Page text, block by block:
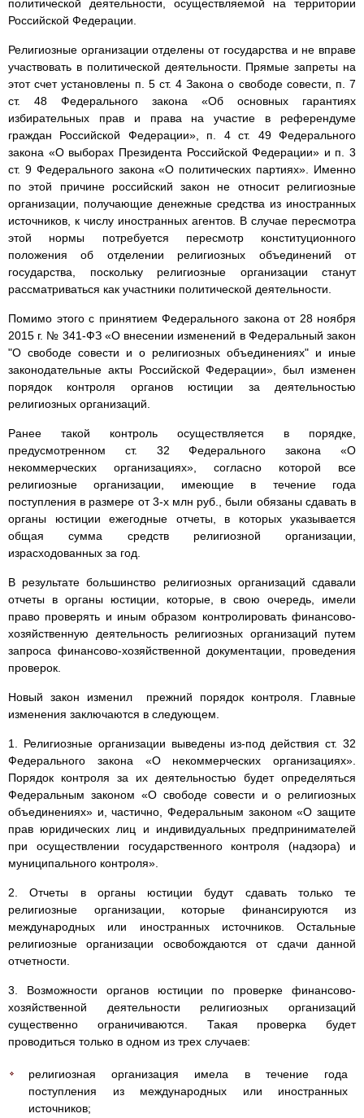
политической деятельности, осуществляемой на территории
Российской Федерации.
Религиозные организации отделены от государства и не вправе
участвовать в политической деятельности. Прямые запреты на
этот счет установлены п. 5 ст. 4 Закона о свободе совести, п. 7
ст. 48 Федерального закона «Об основных гарантиях
избирательных прав и права на участие в референдуме
граждан Российской Федерации», п. 4 ст. 49 Федерального
закона «О выборах Президента Российской Федерации» и п. 3
ст. 9 Федерального закона «О политических партиях». Именно
по этой причине российский закон не относит религиозные
организации, получающие денежные средства из иностранных
источников, к числу иностранных агентов. В случае пересмотра
этой нормы потребуется пересмотр конституционного
положения об отделении религиозных объединений от
государства, поскольку религиозные организации станут
рассматриваться как участники политической деятельности.
Помимо этого с принятием Федерального закона от 28 ноября
2015 г. № 341-ФЗ «О внесении изменений в Федеральный закон
"О свободе совести и о религиозных объединениях" и иные
законодательные акты Российской Федерации», был изменен
порядок контроля органов юстиции за деятельностью
религиозных организаций.
Ранее такой контроль осуществляется в порядке,
предусмотренном ст. 32 Федерального закона «О
некоммерческих организациях», согласно которой все
религиозные организации, имеющие в течение года
поступления в размере от 3-х млн руб., были обязаны сдавать в
органы юстиции ежегодные отчеты, в которых указывается
общая сумма средств религиозной организации,
израсходованных за год.
В результате большинство религиозных организаций сдавали
отчеты в органы юстиции, которые, в свою очередь, имели
право проверять и иным образом контролировать финансово-
хозяйственную деятельность религиозных организаций путем
запроса финансово-хозяйственной документации, проведения
проверок.
Новый закон изменил прежний порядок контроля. Главные
изменения заключаются в следующем.
1. Религиозные организации выведены из-под действия ст. 32
Федерального закона «О некоммерческих организациях».
Порядок контроля за их деятельностью будет определяться
Федеральным законом «О свободе совести и о религиозных
объединениях» и, частично, Федеральным законом «О защите
прав юридических лиц и индивидуальных предпринимателей
при осуществлении государственного контроля (надзора) и
муниципального контроля».
2. Отчеты в органы юстиции будут сдавать только те
религиозные организации, которые финансируются из
международных или иностранных источников. Остальные
религиозные организации освобождаются от сдачи данной
отчетности.
3. Возможности органов юстиции по проверке финансово-
хозяйственной деятельности религиозных организаций
существенно ограничиваются. Такая проверка будет
проводиться только в одном из трех случаев:
религиозная организация имела в течение года
поступления из международных или иностранных
источников;